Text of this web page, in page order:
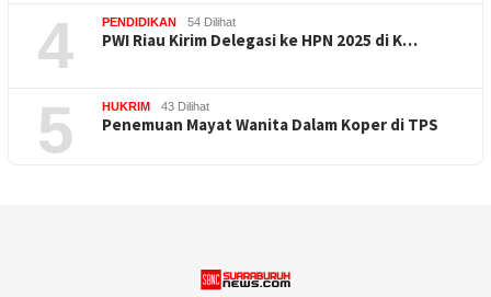
4 PENDIDIKAN 54 Dilihat
PWI Riau Kirim Delegasi ke HPN 2025 di K…
5 HUKRIM 43 Dilihat
Penemuan Mayat Wanita Dalam Koper di TPS